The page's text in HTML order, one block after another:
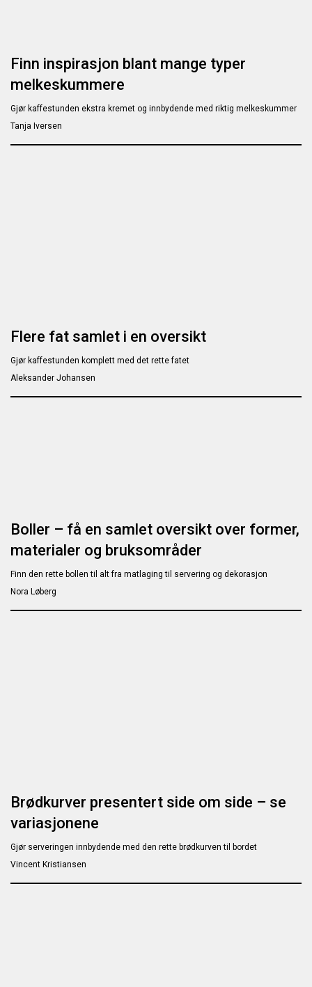
Finn inspirasjon blant mange typer
melkeskummere
Gjør kaffestunden ekstra kremet og innbydende med riktig melkeskummer
Tanja Iversen
Flere fat samlet i en oversikt
Gjør kaffestunden komplett med det rette fatet
Aleksander Johansen
Boller – få en samlet oversikt over former,
materialer og bruksområder
Finn den rette bollen til alt fra matlaging til servering og dekorasjon
Nora Løberg
Brødkurver presentert side om side – se
variasjonene
Gjør serveringen innbydende med den rette brødkurven til bordet
Vincent Kristiansen